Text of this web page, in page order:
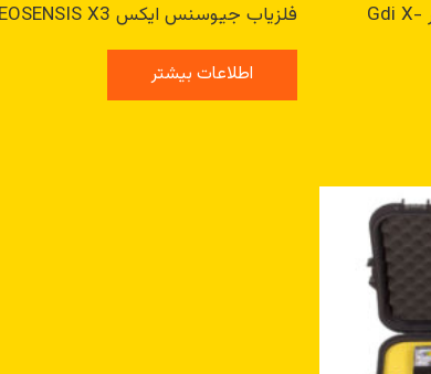
ردیاب فرکانسی ایکس فایندر Gdi X-
فلزیاب جیوسنس ایکس GEOSENSIS X3
اطلاعات بیشتر